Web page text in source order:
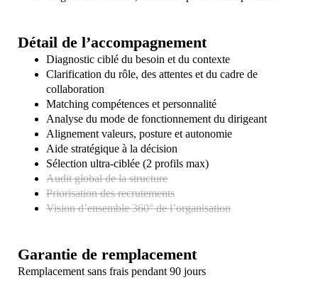
Détail de l’accompagnement
Diagnostic ciblé du besoin et du contexte
Clarification du rôle, des attentes et du cadre de
collaboration
Matching compétences et personnalité
Analyse du mode de fonctionnement du dirigeant
Alignement valeurs, posture et autonomie
Aide stratégique à la décision
Sélection ultra-ciblée (2 profils max)
Audit global de la structure
Priorisation des recrutements
Vision d’ensemble 360° de l’organisation
Garantie de remplacement
Remplacement sans frais pendant 90 jours